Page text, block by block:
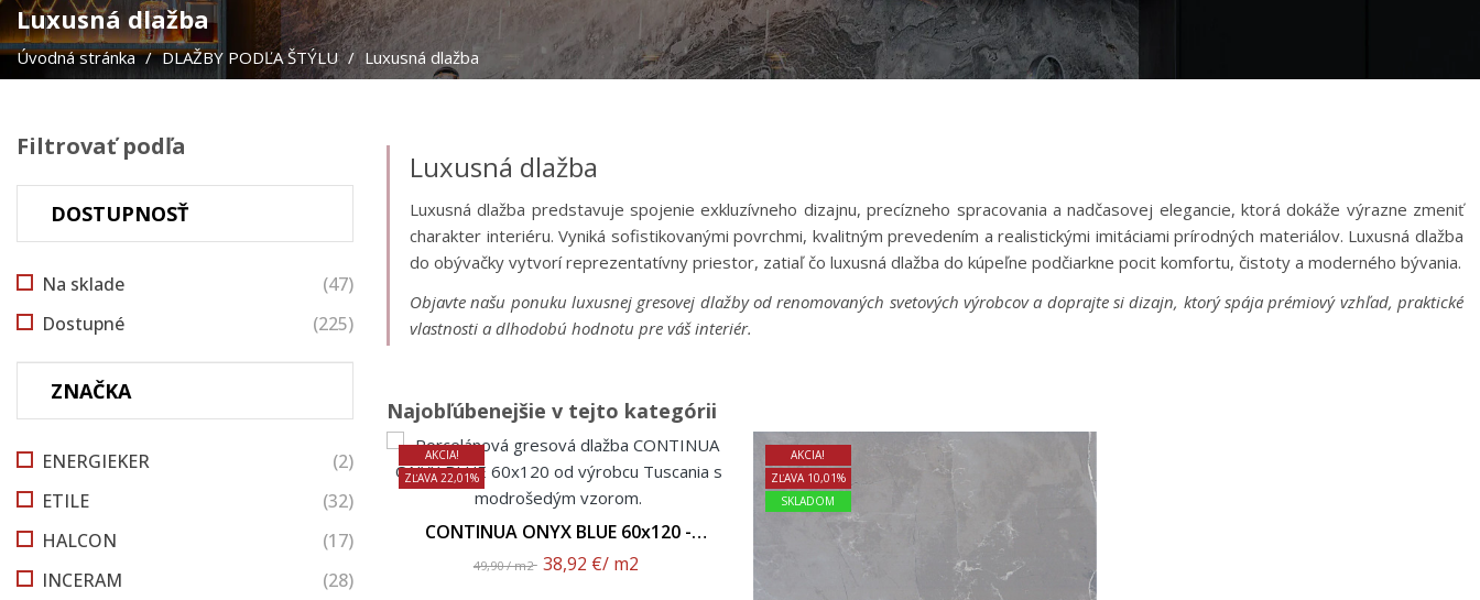
Luxusná dlažba
Úvodná stránka DLAŽBY PODĽA ŠTÝLU Luxusná dlažba
Filtrovať podľa
DOSTUPNOSŤ
Na sklade
(47)
Dostupné
(225)
ZNAČKA
ENERGIEKER
(2)
ETILE
(32)
HALCON
(17)
INCERAM
(28)
Luxusná dlažba
Luxusná dlažba predstavuje spojenie exkluzívneho dizajnu, precízneho spracovania a nadčasovej elegancie, ktorá dokáže výrazne zmeniť
charakter interiéru. Vyniká sofistikovanými povrchmi, kvalitným prevedením a realistickými imitáciami prírodných materiálov. Luxusná dlažba
do obývačky vytvorí reprezentatívny priestor, zatiaľ čo luxusná dlažba do kúpeľne podčiarkne pocit komfortu, čistoty a moderného bývania.
Objavte našu ponuku luxusnej gresovej dlažby od renomovaných svetových výrobcov a doprajte si dizajn, ktorý spája prémiový vzhľad, praktické
vlastnosti a dlhodobú hodnotu pre váš interiér.
Najobľúbenejšie v tejto kategórii
AKCIA!
ZĽAVA 22,01%
CONTINUA ONYX BLUE 60x120 -
Leštený Povrch
49,90 / m2 38,92 €/ m2
AKCIA!
ZĽAVA 10,01%
SKLADOM